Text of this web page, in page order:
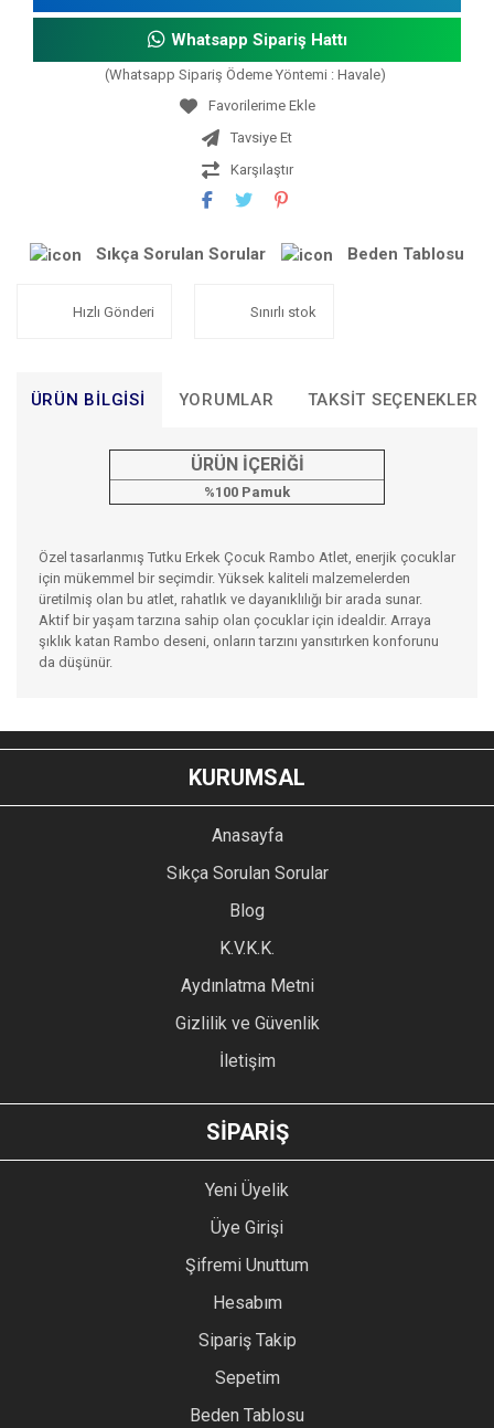
Whatsapp Sipariş Hattı
(Whatsapp Sipariş Ödeme Yöntemi : Havale)
Tavsiye Et
Karşılaştır
Sıkça Sorulan Sorular Beden Tablosu
Hızlı Gönderi Sınırlı stok
ÜRÜN BILGISI YORUMLAR TAKSIT SEÇENEKLERI
ÜRÜN İÇERİĞİ
%100 Pamuk
Özel tasarlanmış Tutku Erkek Çocuk Rambo Atlet, enerjik çocuklar
için mükemmel bir seçimdir. Yüksek kaliteli malzemelerden
üretilmiş olan bu atlet, rahatlık ve dayanıklılığı bir arada sunar.
Aktif bir yaşam tarzına sahip olan çocuklar için idealdir. Arraya
şıklık katan Rambo deseni, onların tarzını yansıtırken konforunu
da düşünür.
YORUM YAZ
Bu ürünün fiyat bilgisi, resim, ürün açıklamalarında ve diğer
konularda yetersiz gördüğünüz noktaları öneri formunu
kullanarak tarafımıza iletebilirsiniz.
Ürün resmi kalitesiz, bozuk veya görüntülenemiyor.
Ürün açıklamasında eksik bilgiler bulunuyor.
Ürün bilgilerinde hatalar bulunuyor.
Ürün fiyatı diğer sitelerden daha pahalı.
GÖNDER
KURUMSAL
Anasayfa
Sıkça Sorulan Sorular
Blog
K.V.K.K.
Aydınlatma Metni
Gizlilik ve Güvenlik
İletişim
SİPARİŞ
Yeni Üyelik
Üye Girişi
Şifremi Unuttum
Hesabım
Sipariş Takip
Sepetim
Beden Tablosu